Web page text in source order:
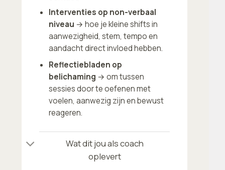
Interventies op non-verbaal
niveau → hoe je kleine shifts in
aanwezigheid, stem, tempo en
aandacht direct invloed hebben.
Reflectiebladen op
belichaming → om tussen
sessies door te oefenen met
voelen, aanwezig zijn en bewust
reageren.
Wat dit jou als coach
oplevert